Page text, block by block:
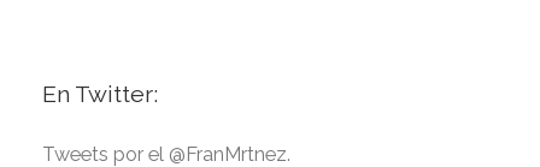
En Twitter:
Tweets por el @FranMrtnez.